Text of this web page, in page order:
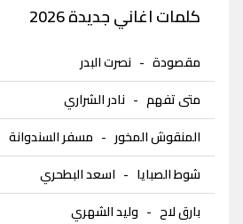
كلمات اغاني جديدة 2026
مقصودة - نصرت البدر
متى تفهم - نادر الشراري
المنقوش المخور - مسفر السندوانة
شوط الصبايا - اسعد البطحري
بارق لاح - وليد الشهري